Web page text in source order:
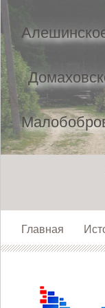
Главная